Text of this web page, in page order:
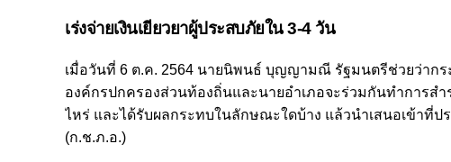
เร่งจ่ายเงินเยียวยาผู้ประสบภัยใน 3-4 วัน
เมื่อวันที่ 6 ต.ค. 2564 นายนิพนธ์ บุญญามณี รัฐมนตรีช่วยว่ากร
องค์กรปกครองส่วนท้องถิ่นและนายอำเภอจะร่วมกันทำการส
ไหร่ และได้รับผลกระทบในลักษณะใดบ้าง แล้วนำเสนอเข้าที่
(ก.ช.ภ.อ.)